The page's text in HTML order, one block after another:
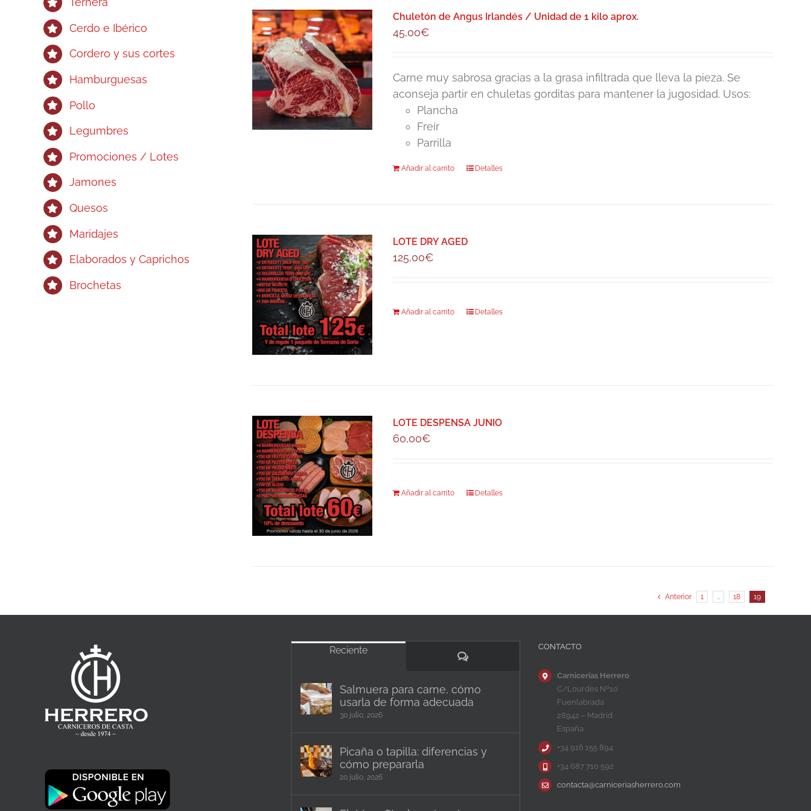
Chuletón de Angus Irlandés / Unidad de 1 kilo aprox.
45,00€
Carne muy sabrosa gracias a la grasa infiltrada que lleva la pieza. Se
aconseja partir en chuletas gorditas para mantener la jugosidad. Usos:
Plancha
Freír
Parrilla
Añadir al carrito Detalles
LOTE DRY AGED
125,00€
Añadir al carrito Detalles
LOTE DESPENSA JUNIO
60,00€
Añadir al carrito Detalles
Anterior 1 … 18 19
Cerdo e Ibérico
Cordero y sus cortes
Hamburguesas
Pollo
Legumbres
Promociones / Lotes
Jamones
Quesos
Maridajes
Elaborados y Caprichos
Brochetas
Reciente
Comentarios
Salmuera para carne, cómo
usarla de forma adecuada
30 julio, 2026
Picaña o tapilla: diferencias y
cómo prepararla
20 julio, 2026
CONTACTO
Carnicerías Herrero
C/Lourdes Nº10
Fuenlabrada
28942 – Madrid
España
+34 916 155 894
+34 687 710 592
contacta@carniceriasherrero.com